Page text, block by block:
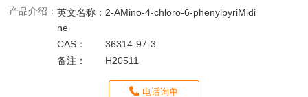
产品介绍：英文名称： 2-AMino-4-chloro-6-phenylpyriMidi
ne
CAS：
36314-97-3
备注：
H20511
电话询单